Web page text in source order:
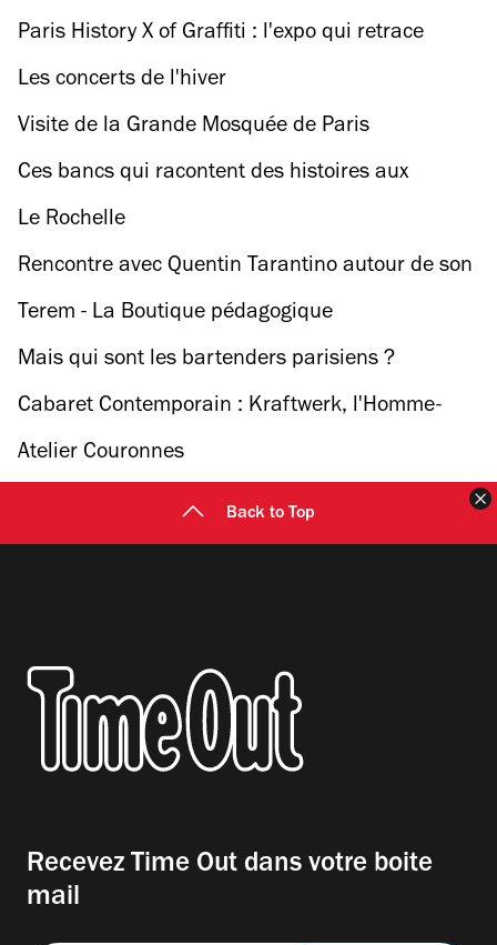
Paris History X of Graffiti : l'expo qui retrace
l'histoire du graffiti parisien
Les concerts de l'hiver
Visite de la Grande Mosquée de Paris
Ces bancs qui racontent des histoires aux
Parisiens
Le Rochelle
Rencontre avec Quentin Tarantino autour de son
nouveau film, 'Les 8 Salopards'
Terem - La Boutique pédagogique
Mais qui sont les bartenders parisiens ?
Cabaret Contemporain : Kraftwerk, l'Homme-
Machine
Atelier Couronnes
Back to Top
Recevez Time Out dans votre boite
mail